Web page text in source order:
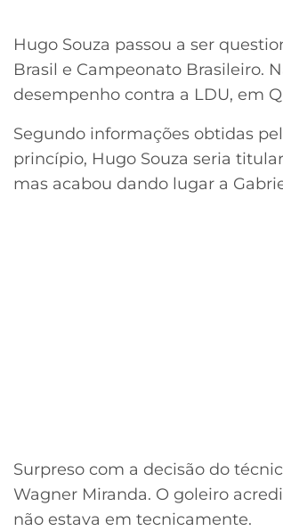
Hugo Souza passou a ser
Brasil e Campeonato Brasileiro.
desempenho contra a LDU, em
Segundo informações obtidas
princípio, Hugo Souza seria
mas acabou dando lugar a
Surpreso com a decisão do
Wagner Miranda. O goleiro
não estava em tecnicamente.